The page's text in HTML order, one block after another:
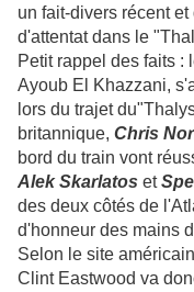
un fait-divers récent
d'attentat dans le
Petit rappel des faits :
Ayoub El Khazzani,
lors du trajet
britannique, Chris
bord du train vont
Alek Skarlatos et
des deux côtés de
d'honneur des mains
Selon le site
Clint Eastwood va